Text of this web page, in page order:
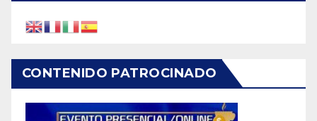
CONTENIDO PATROCINADO